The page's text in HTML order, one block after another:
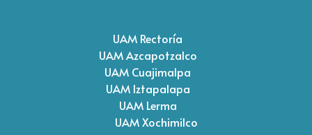
UAM Rectoría
UAM Azcapotzalco
UAM Cuajimalpa
UAM Iztapalapa
UAM Lerma
UAM Xochimilco